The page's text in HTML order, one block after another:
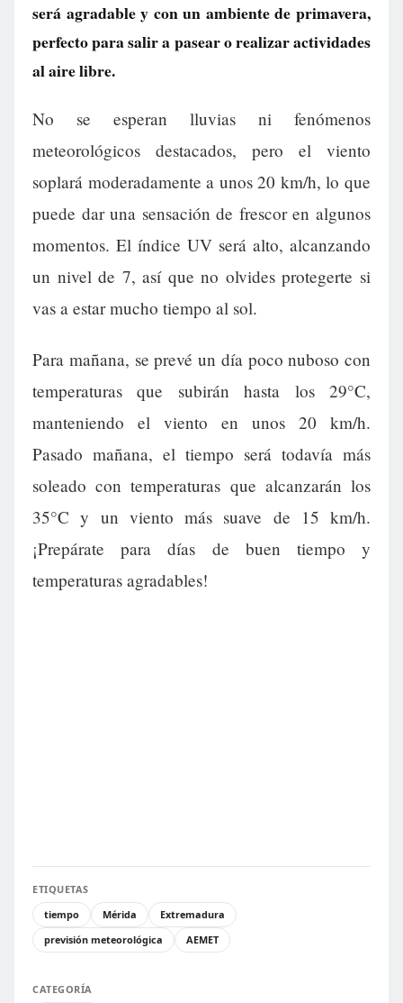
será agradable y con un ambiente de primavera,
perfecto para salir a pasear o realizar actividades
al aire libre.
No se esperan lluvias ni fenómenos
meteorológicos destacados, pero el viento
soplará moderadamente a unos 20 km/h, lo que
puede dar una sensación de frescor en algunos
momentos. El índice UV será alto, alcanzando
un nivel de 7, así que no olvides protegerte si
vas a estar mucho tiempo al sol.
Para mañana, se prevé un día poco nuboso con
temperaturas que subirán hasta los 29°C,
manteniendo el viento en unos 20 km/h.
Pasado mañana, el tiempo será todavía más
soleado con temperaturas que alcanzarán los
35°C y un viento más suave de 15 km/h.
¡Prepárate para días de buen tiempo y
temperaturas agradables!
ETIQUETAS
tiempo
Mérida
Extremadura
previsión meteorológica
AEMET
CATEGORÍA